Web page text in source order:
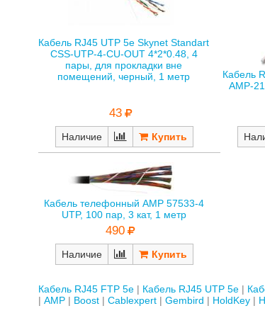
Кабель RJ45 UTP 5е Skynet Standart
CSS-UTP-4-CU-OUT 4*2*0.48, 4
пары, для прокладки вне
помещений, черный, 1 метр
43
Наличие
Кабель
AMP-
Кабель телефонный AMP 57533-4
UTP, 100 пар, 3 кат, 1 метр
490
Наличие
Кабель RJ45 FTP 5е Кабель RJ45 UTP 5е
AMP
Boost Cablexpert Gembird HoldKey